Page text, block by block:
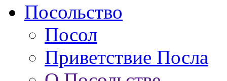
Посольство
Посол
Приветствие Посла